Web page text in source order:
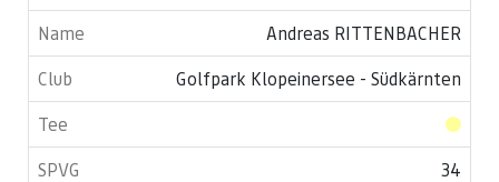
Andreas RITTENBACHER
Golfpark Klopeinersee - Südkärnten
34